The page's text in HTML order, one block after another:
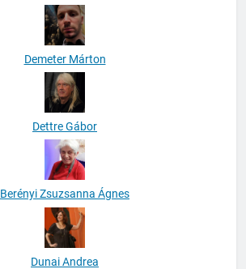
Demeter Márton
Dettre Gábor
Berényi Zsuzsanna Ágnes
Dunai Andrea